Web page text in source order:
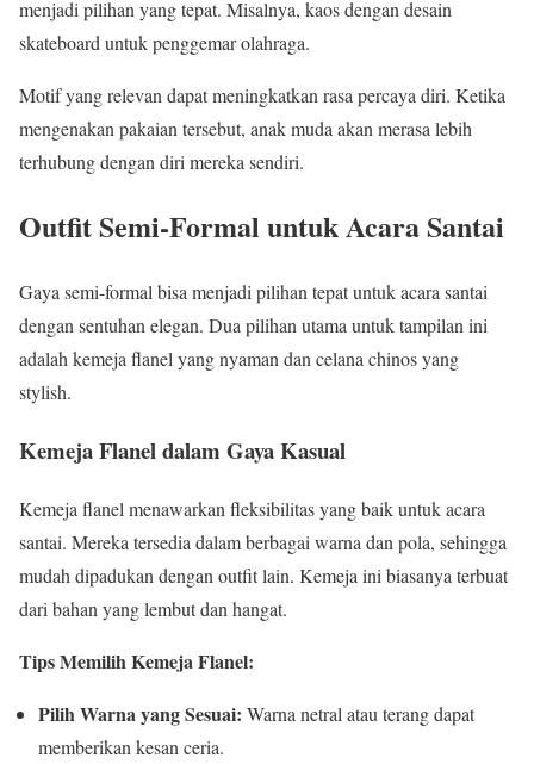
menjadi pilihan yang tepat. Misalnya, kaos dengan desain
skateboard untuk penggemar olahraga.
Motif yang relevan dapat meningkatkan rasa percaya diri. Ketika
mengenakan pakaian tersebut, anak muda akan merasa lebih
terhubung dengan diri mereka sendiri.
Outfit Semi-Formal untuk Acara Santai
Gaya semi-formal bisa menjadi pilihan tepat untuk acara santai
dengan sentuhan elegan. Dua pilihan utama untuk tampilan ini
adalah kemeja flanel yang nyaman dan celana chinos yang
stylish.
Kemeja Flanel dalam Gaya Kasual
Kemeja flanel menawarkan fleksibilitas yang baik untuk acara
santai. Mereka tersedia dalam berbagai warna dan pola, sehingga
mudah dipadukan dengan outfit lain. Kemeja ini biasanya terbuat
dari bahan yang lembut dan hangat.
Tips Memilih Kemeja Flanel:
Pilih Warna yang Sesuai: Warna netral atau terang dapat
memberikan kesan ceria.